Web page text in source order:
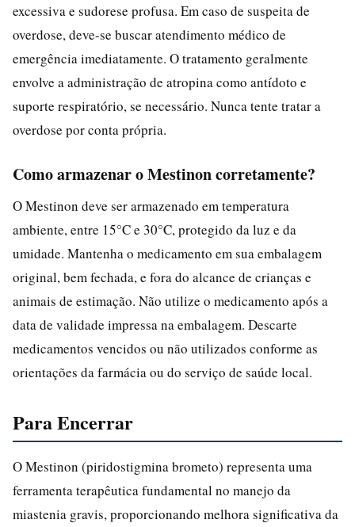
excessiva e sudorese profusa. Em caso de suspeita de
overdose, deve-se buscar atendimento médico de
emergência imediatamente. O tratamento geralmente
envolve a administração de atropina como antídoto e
suporte respiratório, se necessário. Nunca tente tratar a
overdose por conta própria.
Como armazenar o Mestinon corretamente?
O Mestinon deve ser armazenado em temperatura
ambiente, entre 15°C e 30°C, protegido da luz e da
umidade. Mantenha o medicamento em sua embalagem
original, bem fechada, e fora do alcance de crianças e
animais de estimação. Não utilize o medicamento após a
data de validade impressa na embalagem. Descarte
medicamentos vencidos ou não utilizados conforme as
orientações da farmácia ou do serviço de saúde local.
Para Encerrar
O Mestinon (piridostigmina brometo) representa uma
ferramenta terapêutica fundamental no manejo da
miastenia gravis, proporcionando melhora significativa da